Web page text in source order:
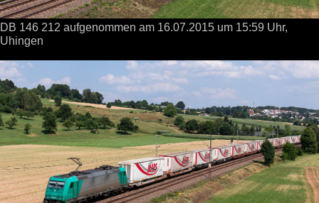
DB 146 212 aufgenommen am 16.07.2015 um 15:59 Uhr,
Uhingen